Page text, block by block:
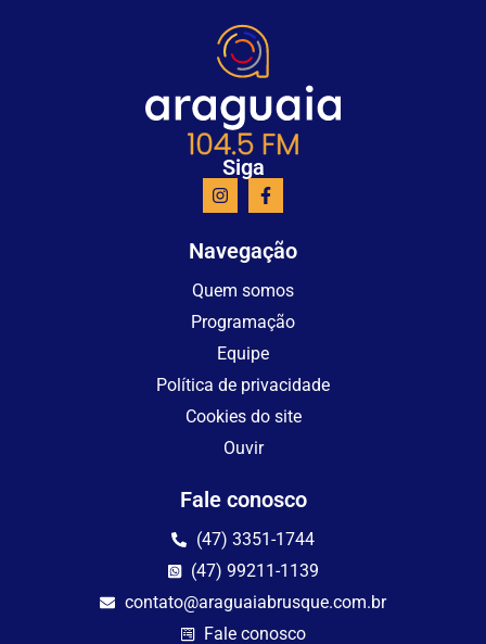
Siga
Navegação
Quem somos
Programação
Equipe
Política de privacidade
Cookies do site
Ouvir
Fale conosco
(47) 3351-1744
(47) 99211-1139
contato@araguaiabrusque.com.br
Fale conosco